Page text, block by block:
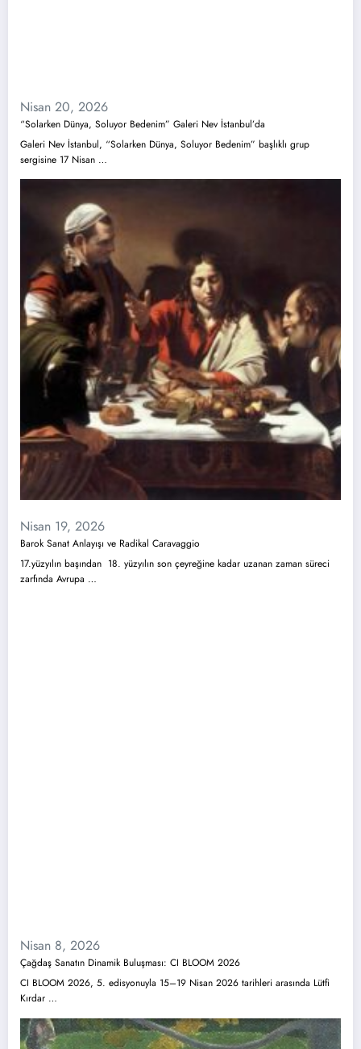
Nisan 20, 2026
“Solarken Dünya, Soluyor Bedenim” Galeri Nev İstanbul’da
Galeri Nev İstanbul, “Solarken Dünya, Soluyor Bedenim” başlıklı grup
sergisine 17 Nisan …
Nisan 19, 2026
Barok Sanat Anlayışı ve Radikal Caravaggio
17.yüzyılın başından 18. yüzyılın son çeyreğine kadar uzanan zaman süreci
zarfında Avrupa …
Nisan 8, 2026
Çağdaş Sanatın Dinamik Buluşması: CI BLOOM 2026
CI BLOOM 2026, 5. edisyonuyla 15–19 Nisan 2026 tarihleri arasında Lütfi
Kırdar …